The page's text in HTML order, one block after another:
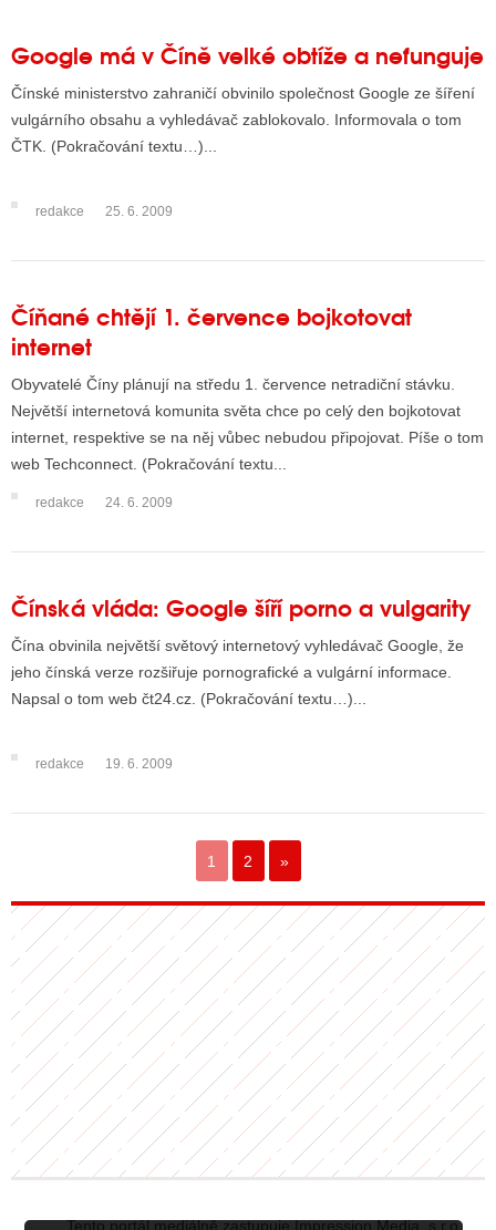
Google má v Číně velké obtíže a nefunguje
Čínské ministerstvo zahraničí obvinilo společnost Google ze šíření
vulgárního obsahu a vyhledávač zablokovalo. Informovala o tom
ČTK. (Pokračování textu…)...
redakce 25. 6. 2009
Číňané chtějí 1. července bojkotovat
internet
Obyvatelé Číny plánují na středu 1. července netradiční stávku.
Největší internetová komunita světa chce po celý den bojkotovat
internet, respektive se na něj vůbec nebudou připojovat. Píše o tom
web Techconnect. (Pokračování textu...
redakce 24. 6. 2009
Čínská vláda: Google šíří porno a vulgarity
Čína obvinila největší světový internetový vyhledávač Google, že
jeho čínská verze rozšiřuje pornografické a vulgární informace.
Napsal o tom web čt24.cz. (Pokračování textu…)...
redakce 19. 6. 2009
1 2 »
Tento portál mediálně zastupuje Impression Media, s.r.o.